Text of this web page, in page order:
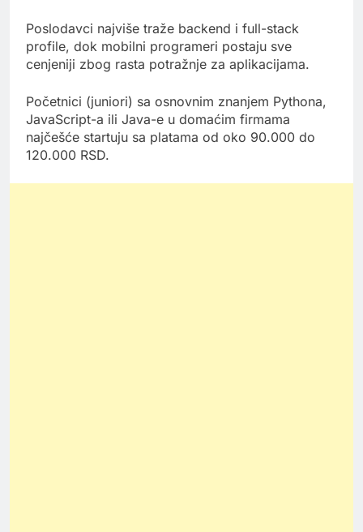
Poslodavci najviše traže backend i full-stack
profile, dok mobilni programeri postaju sve
cenjeniji zbog rasta potražnje za aplikacijama.
Početnici (juniori) sa osnovnim znanjem Pythona,
JavaScript-a ili Java-e u domaćim firmama
najčešće startuju sa platama od oko 90.000 do
120.000 RSD.